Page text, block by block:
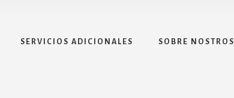
SERVICIOS ADICIONALES SOBRE NOSTROS